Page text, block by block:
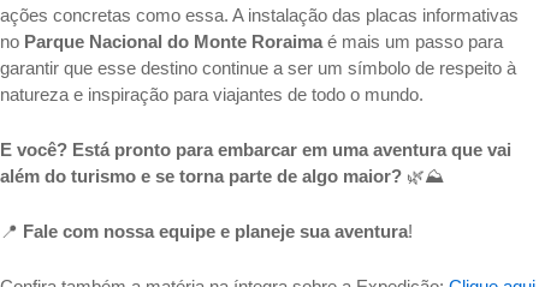
ações concretas como essa. A instalação das placas informativas
no Parque Nacional do Monte Roraima é mais um passo para
garantir que esse destino continue a ser um símbolo de respeito à
natureza e inspiração para viajantes de todo o mundo.
E você? Está pronto para embarcar em uma aventura que vai
além do turismo e se torna parte de algo maior? 🌿⛰️
📍 Fale com nossa equipe e planeje sua aventura!